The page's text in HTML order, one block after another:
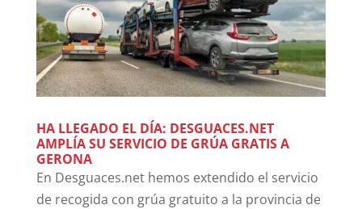
HA LLEGADO EL DÍA: DESGUACES.NET
AMPLÍA SU SERVICIO DE GRÚA GRATIS A
GERONA
En Desguaces.net hemos extendido el servicio
de recogida con grúa gratuito a la provincia de